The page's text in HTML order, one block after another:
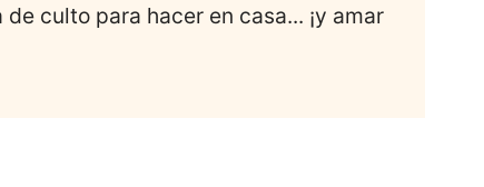
culto para hacer en casa... ¡y amar